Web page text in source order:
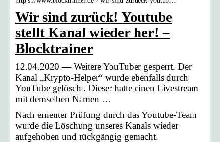
Wir sind zurück! Youtube
stellt Kanal wieder her! –
Blocktrainer
12.04.2020 — Weitere YouTuber gesperrt. Der
Kanal „Krypto-Helper“ wurde ebenfalls durch
YouTube gelöscht. Dieser hatte einen Livestream
mit demselben Namen …
Nach erneuter Prüfung durch das Youtube-Team
wurde die Löschung unseres Kanals wieder
aufgehoben und rückgängig gemacht.